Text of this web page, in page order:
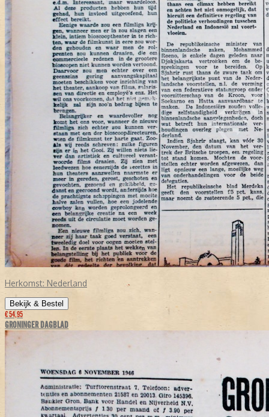
Herkomst: Nederland
Bekijk & Bestel
€ 54,95
GRONINGER DAGBLAD